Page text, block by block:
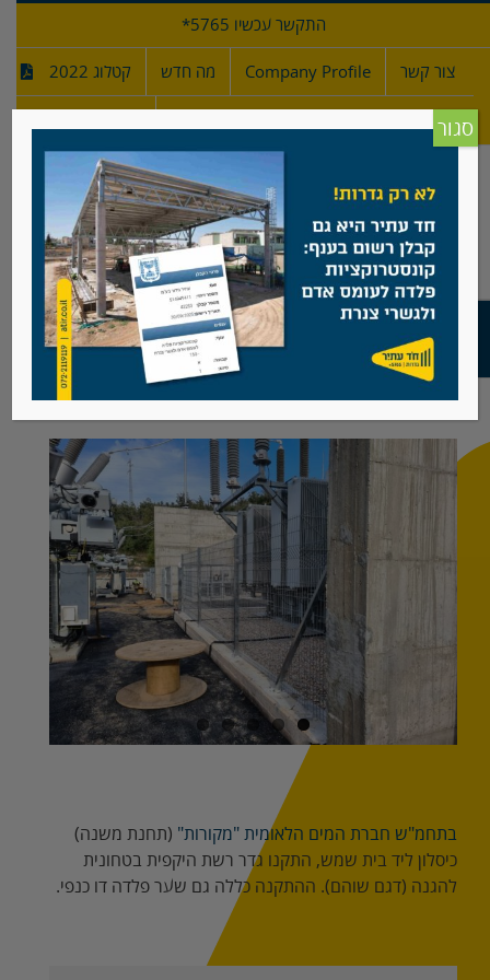
התקשר עכשיו 5765*
צור קשר Company Profile מה חדש קטלוג 2022
תחנת כוח חברת המים מקורות, כיסלון
Larger
בתחמ"ש חברת המים הלאומית "מקורות" (תחנת משנה)
כיסלון ליד בית שמש, התקנו גדר רשת היקפית בטחונית
להגנה (דגם שוהם). ההתקנה כללה גם שער פלדה דו כנפי.
סגור